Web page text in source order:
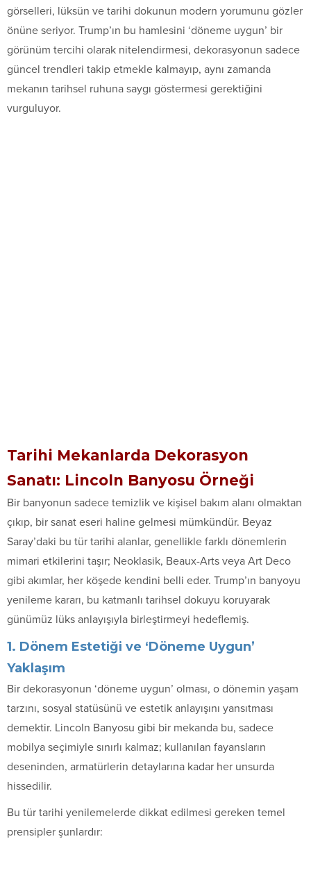
görselleri, lüksün ve tarihi dokunun modern yorumunu gözler
önüne seriyor. Trump’ın bu hamlesini ‘döneme uygun’ bir
görünüm tercihi olarak nitelendirmesi, dekorasyonun sadece
güncel trendleri takip etmekle kalmayıp, aynı zamanda
mekanın tarihsel ruhuna saygı göstermesi gerektiğini
vurguluyor.
Tarihi Mekanlarda Dekorasyon
Sanatı: Lincoln Banyosu Örneği
Bir banyonun sadece temizlik ve kişisel bakım alanı olmaktan
çıkıp, bir sanat eseri haline gelmesi mümkündür. Beyaz
Saray’daki bu tür tarihi alanlar, genellikle farklı dönemlerin
mimari etkilerini taşır; Neoklasik, Beaux-Arts veya Art Deco
gibi akımlar, her köşede kendini belli eder. Trump’ın banyoyu
yenileme kararı, bu katmanlı tarihsel dokuyu koruyarak
günümüz lüks anlayışıyla birleştirmeyi hedeflemiş.
1. Dönem Estetiği ve ‘Döneme Uygun’
Yaklaşım
Bir dekorasyonun ‘döneme uygun’ olması, o dönemin yaşam
tarzını, sosyal statüsünü ve estetik anlayışını yansıtması
demektir. Lincoln Banyosu gibi bir mekanda bu, sadece
mobilya seçimiyle sınırlı kalmaz; kullanılan fayansların
deseninden, armatürlerin detaylarına kadar her unsurda
hissedilir.
Bu tür tarihi yenilemelerde dikkat edilmesi gereken temel
prensipler şunlardır: